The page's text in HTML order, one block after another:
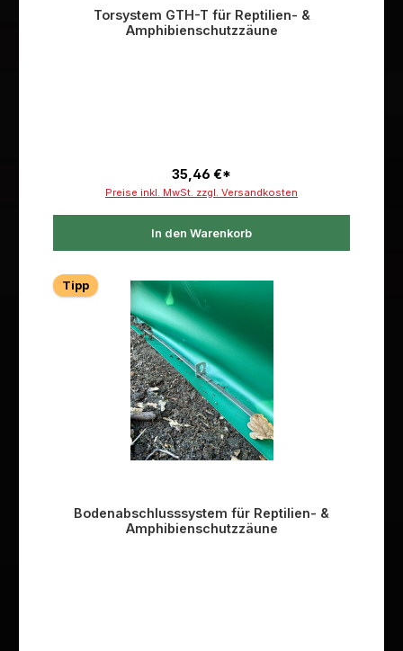
Torsystem GTH-T für Reptilien- &
Amphibienschutzzäune
35,46 €*
Preise inkl. MwSt. zzgl. Versandkosten
In den Warenkorb
Tipp
Bodenabschlusssystem für Reptilien- &
Amphibienschutzzäune